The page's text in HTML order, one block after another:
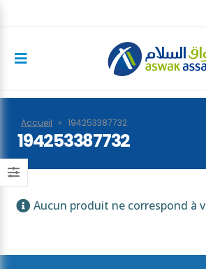
Accueil » 194253387732
194253387732
Aucun produit ne correspond à